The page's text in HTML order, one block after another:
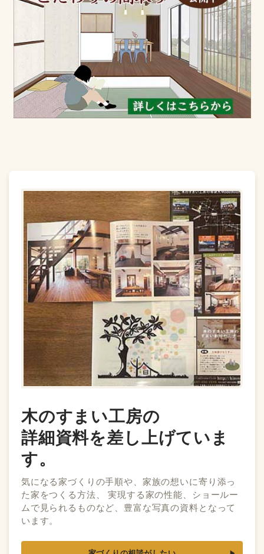
木のすまい工房の
詳細資料を差し上げていま
す。
気になる家づくりの手順や、家族の想いに寄り添っ
た家をつくる方法、 実現する家の性能、ショールー
ムで見られるものなど、豊富な写真の資料となって
います。